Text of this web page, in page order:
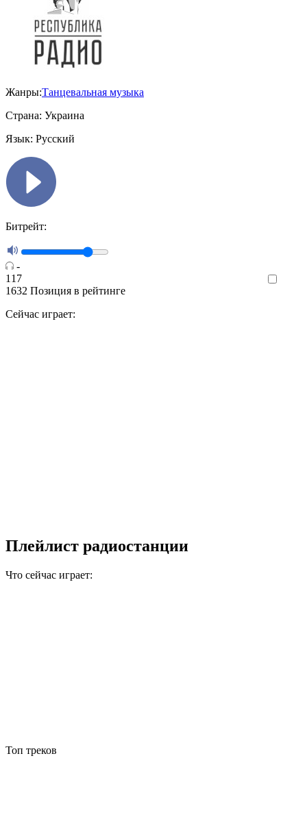
Жанры:Танцевальная музыка
Страна: Украина
Язык: Русский
Битрейт:
-
117
1632 Позиция в рейтинге
Сейчас играет:
Плейлист радиостанции
Что сейчас играет:
Топ треков